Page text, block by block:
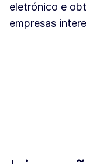
eletrónico e
empresas